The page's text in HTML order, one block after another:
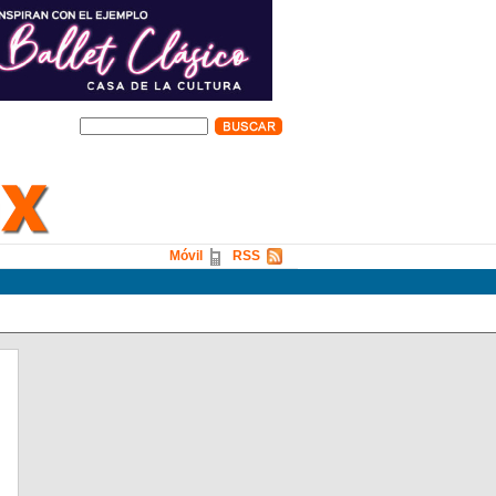
RSS
Móvil